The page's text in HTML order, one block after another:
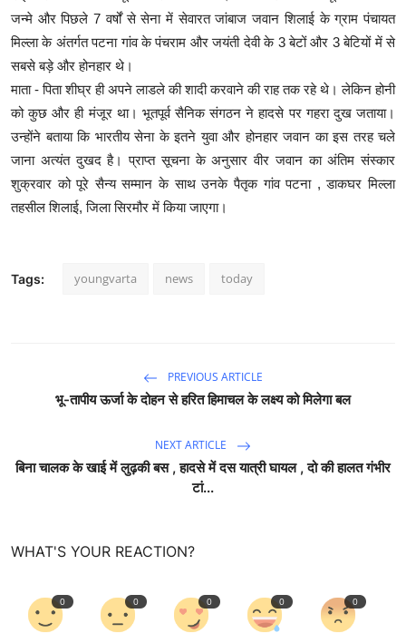
जन्मे और पिछले 7 वर्षों से सेना में सेवारत जांबाज जवान शिलाई के ग्राम पंचायत
मिल्ला के अंतर्गत पटना गांव के पंचराम और जयंती देवी के 3 बेटों और 3 बेटियों में से
सबसे बड़े और होनहार थे।
माता - पिता शीघ्र ही अपने लाडले की शादी करवाने की राह तक रहे थे। लेकिन होनी
को कुछ और ही मंजूर था। भूतपूर्व सैनिक संगठन ने हादसे पर गहरा दुख जताया।
उन्होंने बताया कि भारतीय सेना के इतने युवा और होनहार जवान का इस तरह चले
जाना अत्यंत दुखद है। प्राप्त सूचना के अनुसार वीर जवान का अंतिम संस्कार
शुक्रवार को पूरे सैन्य सम्मान के साथ उनके पैतृक गांव पटना , डाकघर मिल्ला
तहसील शिलाई, जिला सिरमौर में किया जाएगा।
Tags: youngvarta news today
PREVIOUS ARTICLE
भू-तापीय ऊर्जा के दोहन से हरित हिमाचल के लक्ष्य को मिलेगा बल
NEXT ARTICLE
बिना चालक के खाई में लुढ़की बस , हादसे में दस यात्री घायल , दो की हालत गंभीर
टां...
WHAT'S YOUR REACTION?
0 0 0 0 0